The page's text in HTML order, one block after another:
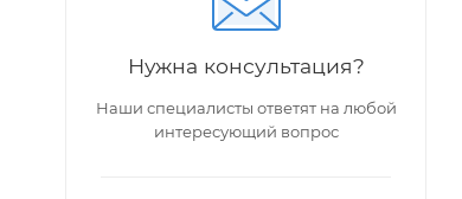
Нужна консультация?
Наши специалисты ответят на любой
интересующий вопрос